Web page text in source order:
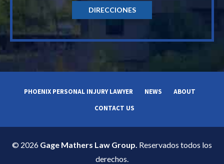
DIRECCIONES
PHOENIX PERSONAL INJURY LAWYER NEWS
ABOUT
CONTACT US
© 2026 Gage Mathers Law Group. Reservados todos los
derechos.